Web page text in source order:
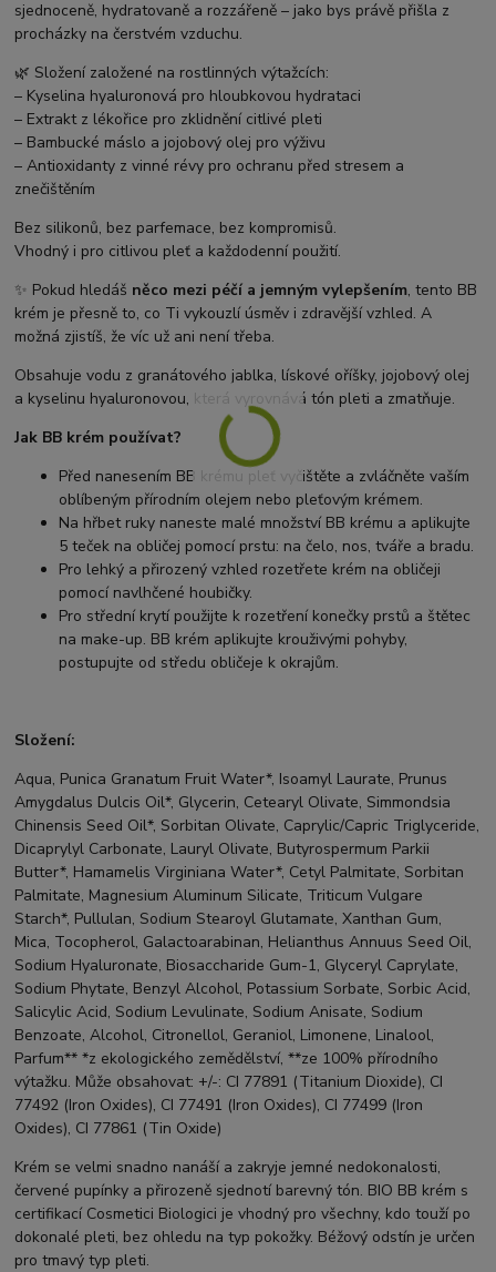
sjednoceně, hydratovaně a rozzářeně – jako bys právě přišla z
procházky na čerstvém vzduchu.
🌿 Složení založené na rostlinných výtažcích:
– Kyselina hyaluronová pro hloubkovou hydrataci
– Extrakt z lékořice pro zklidnění citlivé pleti
– Bambucké máslo a jojobový olej pro výživu
– Antioxidanty z vinné révy pro ochranu před stresem a
znečištěním
Bez silikonů, bez parfemace, bez kompromisů.
Vhodný i pro citlivou pleť a každodenní použití.
✨ Pokud hledáš něco mezi péčí a jemným vylepšením, tento BB
krém je přesně to, co Ti vykouzlí úsměv i zdravější vzhled. A
možná zjistíš, že víc už ani není třeba.
Obsahuje vodu z granátového jablka, lískové oříšky, jojobový olej
a kyselinu hyaluronovou, která vyrovnává tón pleti a zmatňuje.
Jak BB krém používat?
Před nanesením BB krému pleť vyčištěte a zvláčněte vaším
oblíbeným přírodním olejem nebo pleťovým krémem.
Na hřbet ruky naneste malé množství BB krému a aplikujte
5 teček na obličej pomocí prstu: na čelo, nos, tváře a bradu.
Pro lehký a přirozený vzhled rozetřete krém na obličeji
pomocí navlhčené houbičky.
Pro střední krytí použijte k rozetření konečky prstů a štětec
na make-up. BB krém aplikujte krouživými pohyby,
postupujte od středu obličeje k okrajům.
Složení:
Aqua, Punica Granatum Fruit Water*, Isoamyl Laurate, Prunus
Amygdalus Dulcis Oil*, Glycerin, Cetearyl Olivate, Simmondsia
Chinensis Seed Oil*, Sorbitan Olivate, Caprylic/Capric Triglyceride,
Dicaprylyl Carbonate, Lauryl Olivate, Butyrospermum Parkii
Butter*, Hamamelis Virginiana Water*, Cetyl Palmitate, Sorbitan
Palmitate, Magnesium Aluminum Silicate, Triticum Vulgare
Starch*, Pullulan, Sodium Stearoyl Glutamate, Xanthan Gum,
Mica, Tocopherol, Galactoarabinan, Helianthus Annuus Seed Oil,
Sodium Hyaluronate, Biosaccharide Gum-1, Glyceryl Caprylate,
Sodium Phytate, Benzyl Alcohol, Potassium Sorbate, Sorbic Acid,
Salicylic Acid, Sodium Levulinate, Sodium Anisate, Sodium
Benzoate, Alcohol, Citronellol, Geraniol, Limonene, Linalool,
Parfum** *z ekologického zemědělství, **ze 100% přírodního
výtažku. Může obsahovat: +/-: CI 77891 (Titanium Dioxide), CI
77492 (Iron Oxides), CI 77491 (Iron Oxides), CI 77499 (Iron
Oxides), CI 77861 (Tin Oxide)
Krém se velmi snadno nanáší a zakryje jemné nedokonalosti,
červené pupínky a přirozeně sjednotí barevný tón. BIO BB krém s
certifikací Cosmetici Biologici je vhodný pro všechny, kdo touží po
dokonalé pleti, bez ohledu na typ pokožky. Béžový odstín je určen
pro tmavý typ pleti.